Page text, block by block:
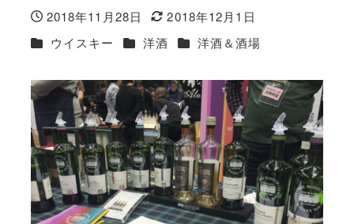
2018年11月28日
2018年12月1日
カテゴリー
ウイスキー カテゴリー
洋酒 カテゴリー
洋酒＆酒場